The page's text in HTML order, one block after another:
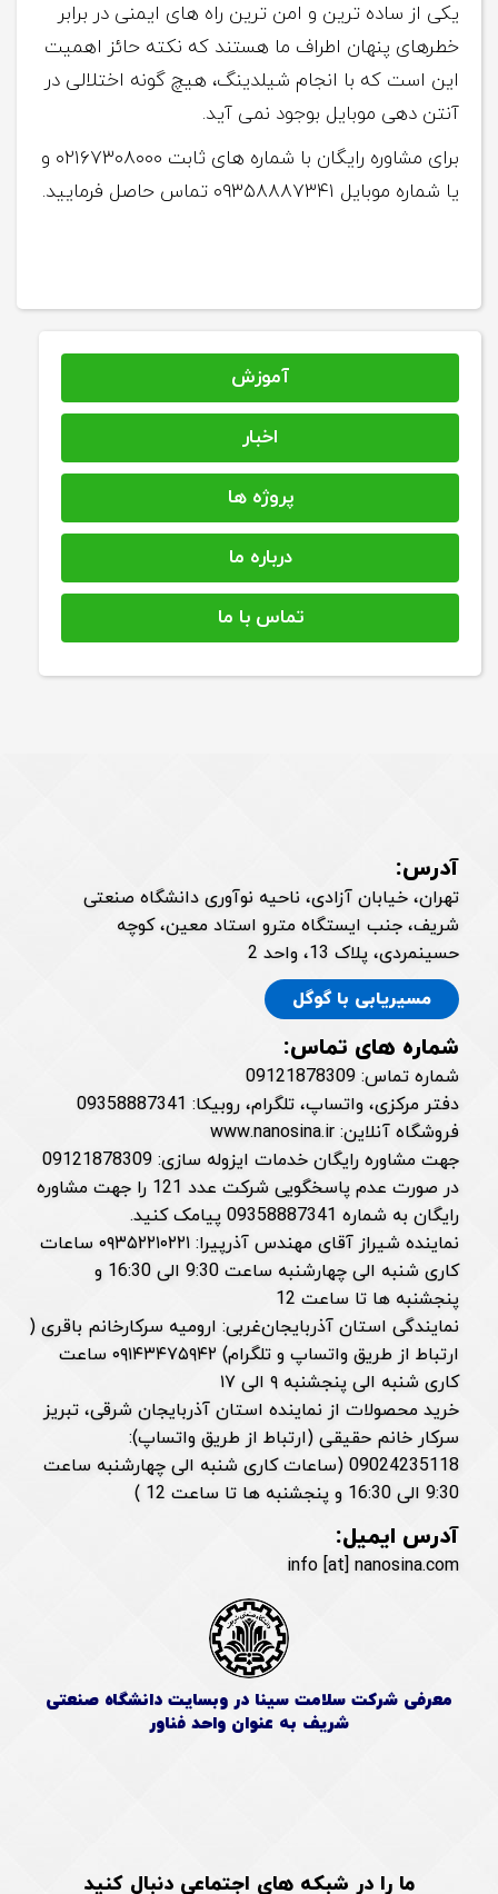
یکی از ساده ترین و امن ترین راه های ایمنی در برابر
خطرهای پنهان اطراف ما هستند که نکته حائز اهمیت
این است که با انجام شیلدینگ، هیچ گونه اختلالی در
آنتن دهی موبایل بوجود نمی آید.
برای مشاوره رایگان با شماره های ثابت ۰۲۱۶۷۳۰۸۰۰۰ و
یا شماره موبایل ۰۹۳۵۸۸۸۷۳۴۱ تماس حاصل فرمایید.
آموزش
اخبار
پروژه ها
درباره ما
تماس با ما
آدرس:
تهران، خیابان آزادی، ناحیه نوآوری دانشگاه صنعتی
شریف، جنب ایستگاه مترو استاد معین، کوچه
حسینمردی، پلاک 13، واحد 2
مسیریابی با گوگل
شماره های تماس:
شماره تماس: 09121878309
دفتر مرکزی، واتساپ، تلگرام، روبیکا: 09358887341
فروشگاه آنلاین: www.nanosina.ir
جهت مشاوره رایگان خدمات ایزوله سازی: 09121878309
در صورت عدم پاسخگویی شرکت عدد 121 را جهت مشاوره
رایگان به شماره 09358887341 پیامک کنید.
نماینده شیراز آقای مهندس آذرپیرا: ۰۹۳۵۲۲۱۰۲۲۱ ساعات
کاری شنبه الی چهارشنبه ساعت 9:30 الی 16:30 و
پنجشنبه ها تا ساعت 12
نمایندگی استان آذربایجان‌غربی: ارومیه سرکارخانم باقری (
ارتباط از طریق واتساپ و تلگرام) ۰۹۱۴۳۴۷۵۹۴۲ ساعت
کاری شنبه الی پنجشنبه ۹ الی ۱۷
خرید محصولات از نماینده استان آذربایجان شرقی، تبریز
سرکار خانم حقیقی (ارتباط از طریق واتساپ):
09024235118 (ساعات کاری شنبه الی چهارشنبه ساعت
9:30 الی 16:30 و پنجشنبه ها تا ساعت 12 )
آدرس ایمیل:
info [at] nanosina.com
معرفی شرکت سلامت سینا در وبسایت دانشگاه صنعتی
شریف به عنوان واحد فناور
ما را در شبکه های اجتماعی دنبال کنید